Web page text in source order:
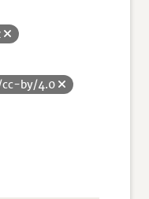
by/4.0